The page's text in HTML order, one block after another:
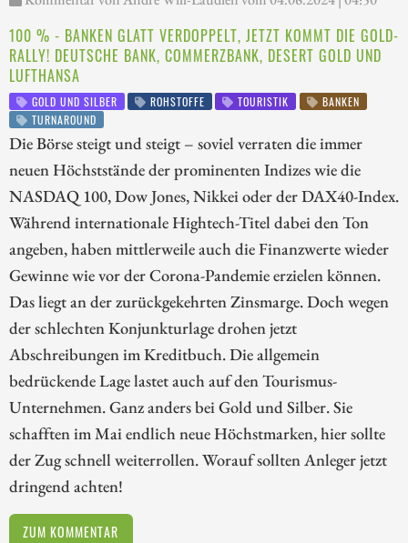
100 % - BANKEN GLATT VERDOPPELT, JETZT KOMMT DIE GOLD-
RALLY! DEUTSCHE BANK, COMMERZBANK, DESERT GOLD UND
LUFTHANSA
GOLD UND SILBER ROHSTOFFE TOURISTIK
BANKEN
TURNAROUND
Die Börse steigt und steigt – soviel verraten die immer
neuen Höchststände der prominenten Indizes wie die
NASDAQ 100, Dow Jones, Nikkei oder der DAX40-Index.
Während internationale Hightech-Titel dabei den Ton
angeben, haben mittlerweile auch die Finanzwerte wieder
Gewinne wie vor der Corona-Pandemie erzielen können.
Das liegt an der zurückgekehrten Zinsmarge. Doch wegen
der schlechten Konjunkturlage drohen jetzt
Abschreibungen im Kreditbuch. Die allgemein
bedrückende Lage lastet auch auf den Tourismus-
Unternehmen. Ganz anders bei Gold und Silber. Sie
schafften im Mai endlich neue Höchstmarken, hier sollte
der Zug schnell weiterrollen. Worauf sollten Anleger jetzt
dringend achten!
ZUM KOMMENTAR